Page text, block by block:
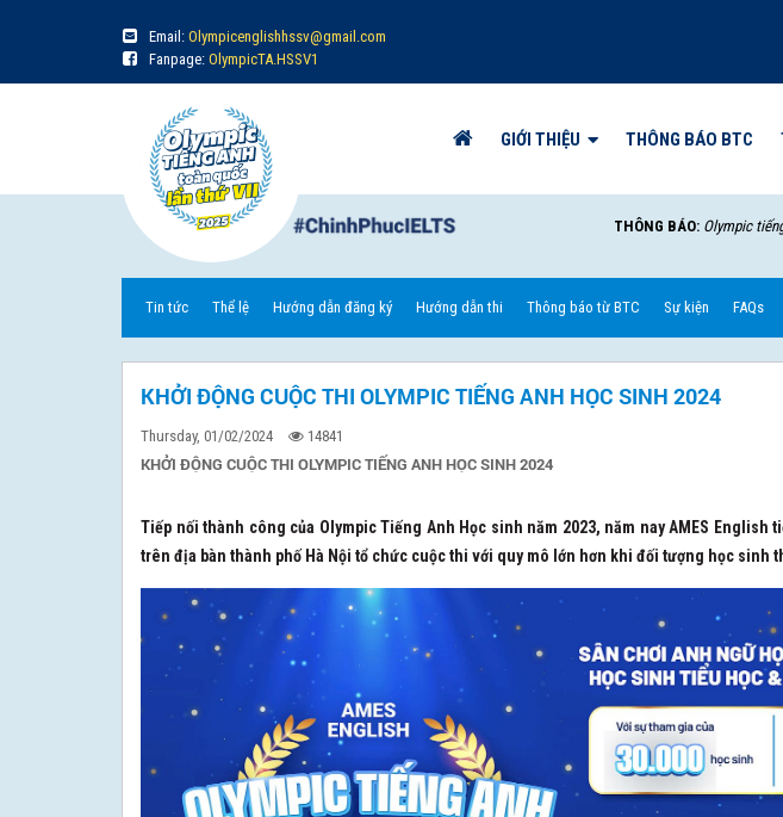
Email: Olympicenglishhssv@gmail.com
Fanpage: OlympicTA.HSSV1
THÔNG BÁO: Olympic tiếng Anh học
GIỚI THIỆU THÔNG BÁO BTC
Tin tức Thể lệ Hướng dẫn đăng ký Hướng dẫn thi Thông báo từ BTC Sự kiện FAQs
KHỞI ĐỘNG CUỘC THI OLYMPIC TIẾNG ANH HỌC SINH 2024
Thursday, 01/02/2024 14841
KHỞI ĐỘNG CUỘC THI OLYMPIC TIẾNG ANH HỌC SINH 2024
Tiếp nối thành công của Olympic Tiếng Anh Học sinh năm 2023, năm nay AMES English
trên địa bàn thành phố Hà Nội tổ chức cuộc thi với quy mô lớn hơn khi đối tượng học sinh